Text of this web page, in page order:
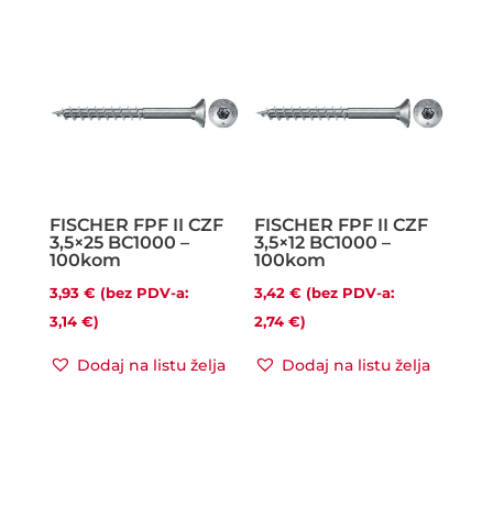
FISCHER FPF II CZF
3,5×25 BC1000 –
100kom
3,93 € (bez PDV-a:
3,14 €)
Dodaj na listu želja
FISCHER FPF II CZF
3,5×12 BC1000 –
100kom
3,42€ (bez PDV-a:
2,74€)
Dodaj na listu želja